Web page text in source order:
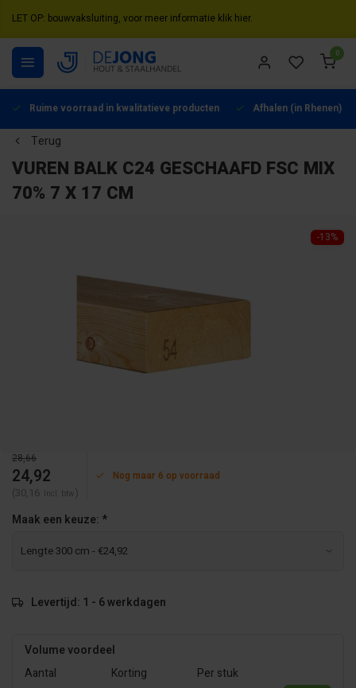
LET OP: bouwvaksluiting, voor meer informatie klik hier.
0
Ruime voorraad in kwalitatieve producten Afhalen (in Rhenen)
Terug
VUREN BALK C24 GESCHAAFD FSC MIX
70% 7 X 17 CM
-13%
28,66
24,92
(30,16 Incl. btw )
Nog maar 6 op voorraad
Maak een keuze: *
Levertijd: 1 - 6 werkdagen
Volume voordeel
Aantal
Korting
Per stuk